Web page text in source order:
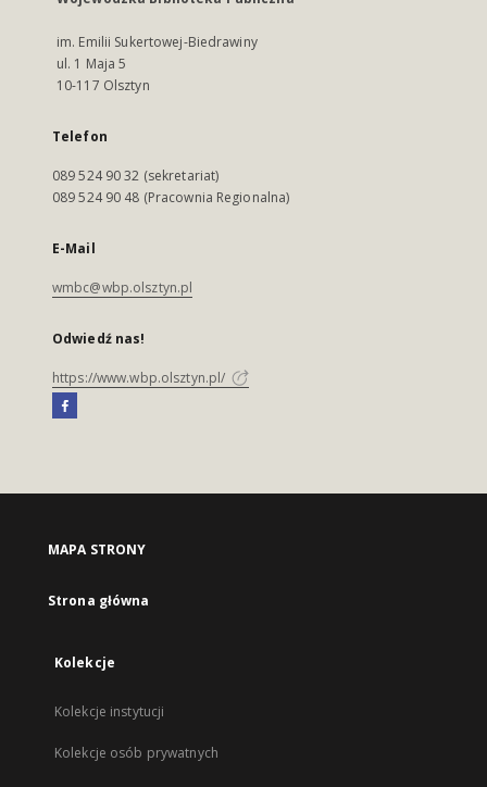
im. Emilii Sukertowej-Biedrawiny
ul. 1 Maja 5
10-117 Olsztyn
Telefon
089 524 90 32 (sekretariat)
089 524 90 48 (Pracownia Regionalna)
E-Mail
wmbc@wbp.olsztyn.pl
Odwiedź nas!
https://www.wbp.olsztyn.pl/
MAPA STRONY
Strona główna
Kolekcje
Kolekcje instytucji
Kolekcje osób prywatnych